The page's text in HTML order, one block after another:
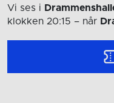
Vi ses i
klokken 20:15 – når